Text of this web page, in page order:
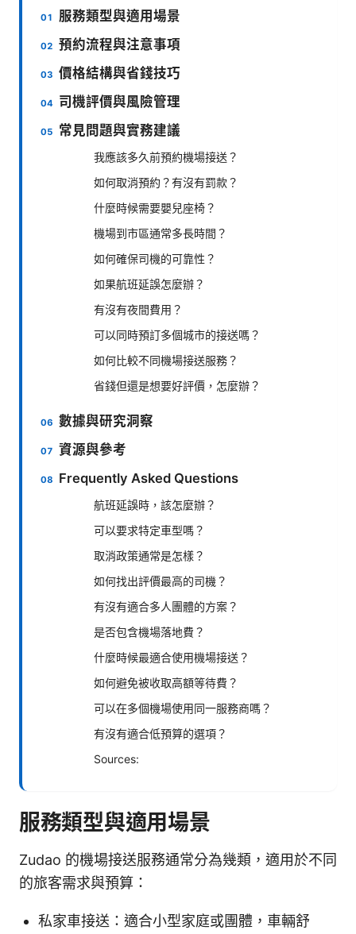
服務類型與適用場景
預約流程與注意事項
價格結構與省錢技巧
司機評價與風險管理
常見問題與實務建議
我應該多久前預約機場接送？
如何取消預約？有沒有罰款？
什麼時候需要嬰兒座椅？
機場到市區通常多長時間？
如何確保司機的可靠性？
如果航班延誤怎麼辦？
有沒有夜間費用？
可以同時預訂多個城市的接送嗎？
如何比較不同機場接送服務？
省錢但還是想要好評價，怎麼辦？
數據與研究洞察
資源與參考
Frequently Asked Questions
航班延誤時，該怎麼辦？
可以要求特定車型嗎？
取消政策通常是怎樣？
如何找出評價最高的司機？
有沒有適合多人團體的方案？
是否包含機場落地費？
什麼時候最適合使用機場接送？
如何避免被收取高額等待費？
可以在多個機場使用同一服務商嗎？
有沒有適合低預算的選項？
Sources:
服務類型與適用場景
Zudao 的機場接送服務通常分為幾類，適用於不同
的旅客需求與預算：
私家車接送：適合小型家庭或團體，車輛舒